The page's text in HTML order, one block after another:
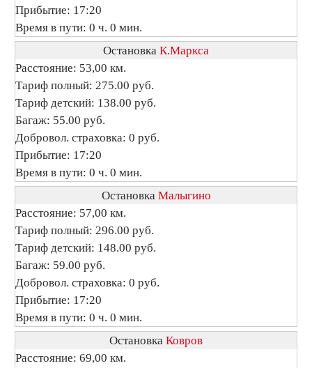
Прибытие: 17:20
Время в пути: 0 ч. 0 мин.
Остановка К.Маркса
Расстояние: 53,00 км.
Тариф полный: 275.00 руб.
Тариф детский: 138.00 руб.
Багаж: 55.00 руб.
Добровол. страховка: 0 руб.
Прибытие: 17:20
Время в пути: 0 ч. 0 мин.
Остановка Малыгино
Расстояние: 57,00 км.
Тариф полный: 296.00 руб.
Тариф детский: 148.00 руб.
Багаж: 59.00 руб.
Добровол. страховка: 0 руб.
Прибытие: 17:20
Время в пути: 0 ч. 0 мин.
Остановка Ковров
Расстояние: 69,00 км.